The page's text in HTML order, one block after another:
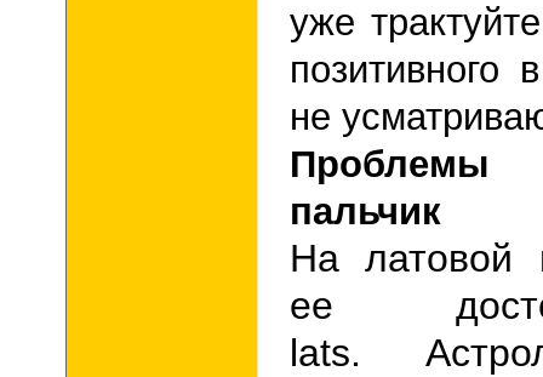
уже
позитивного
не
Проблемы
пальчик
На латовой
ее
lats.